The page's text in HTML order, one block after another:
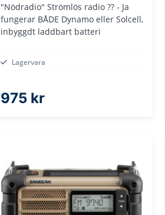
"Nödradio" Strömlös radio ?? - Ja
fungerar BÅDE Dynamo eller Solcell,
inbyggdt laddbart batteri
Lagervara
975 kr